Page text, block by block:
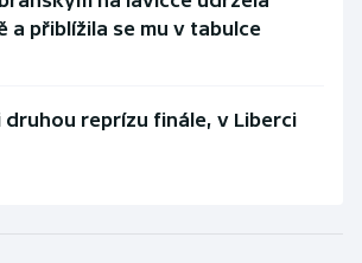
a přiblížila se mu v tabulce
druhou reprízu finále, v Liberci